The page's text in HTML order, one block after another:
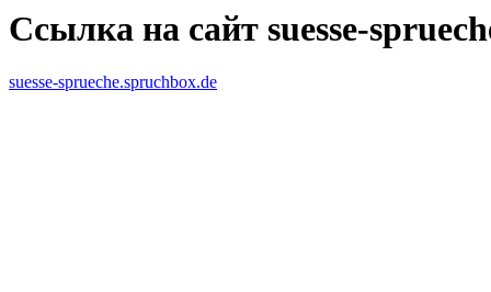
Ссылка на сайт suesse-
suesse-sprueche.spruchbox.de